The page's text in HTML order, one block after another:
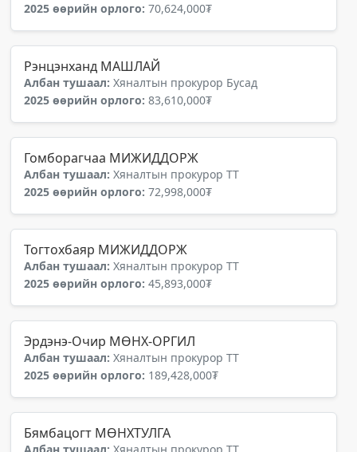
2025 өөрийн орлого: 70,624,000₮
Рэнцэнханд МАШЛАЙ
Албан тушаал: Хяналтын прокурор Бусад
2025 өөрийн орлого: 83,610,000₮
Гомборагчаа МИЖИДДОРЖ
Албан тушаал: Хяналтын прокурор ТТ
2025 өөрийн орлого: 72,998,000₮
Тогтохбаяр МИЖИДДОРЖ
Албан тушаал: Хяналтын прокурор ТТ
2025 өөрийн орлого: 45,893,000₮
Эрдэнэ-Очир МӨНХ-ОРГИЛ
Албан тушаал: Хяналтын прокурор ТТ
2025 өөрийн орлого: 189,428,000₮
Бямбацогт МӨНХТУЛГА